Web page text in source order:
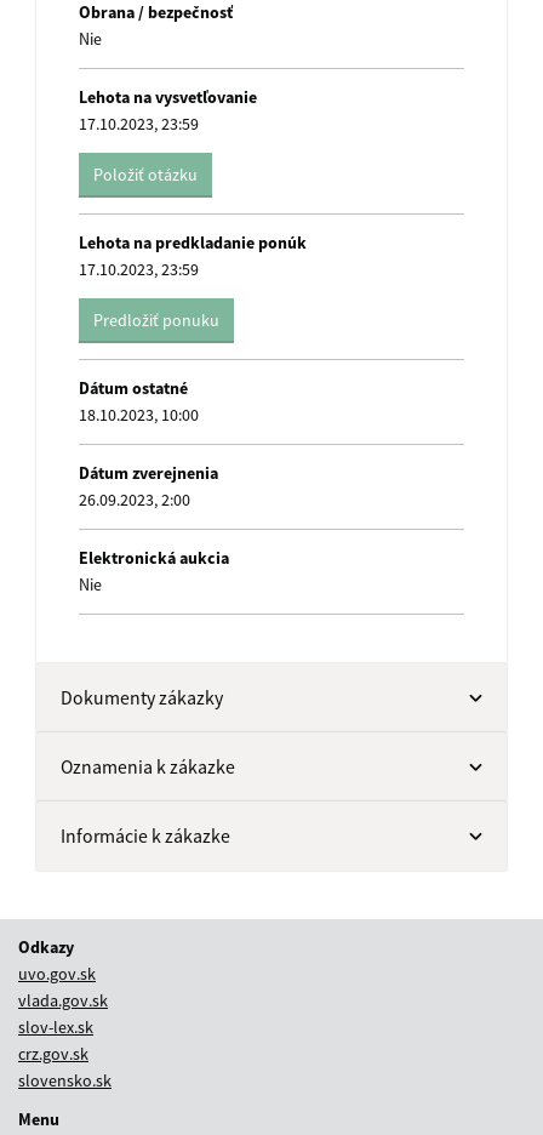
Obrana / bezpečnosť
Nie
Lehota na vysvetľovanie
17.10.2023, 23:59
Položiť otázku
Lehota na predkladanie ponúk
17.10.2023, 23:59
Predložiť ponuku
Dátum ostatné
18.10.2023, 10:00
Dátum zverejnenia
26.09.2023, 2:00
Elektronická aukcia
Nie
Dokumenty zákazky
Oznamenia k zákazke
Informácie k zákazke
Odkazy
uvo.gov.sk
vlada.gov.sk
slov-lex.sk
crz.gov.sk
slovensko.sk
Menu